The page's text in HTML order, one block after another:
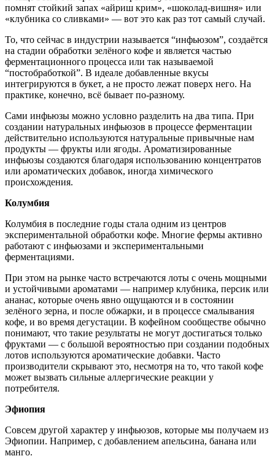
помнят стойкий запах «айриш крим», «шоколад-вишня» или
«клубника со сливками» — вот это как раз тот самый случай.
То, что сейчас в индустрии называется “инфьюзом”, создаётся
на стадии обработки зелёного кофе и является частью
ферментационного процесса или так называемой
“постобработкой”. В идеале добавленные вкусы
интегрируются в букет, а не просто лежат поверх него. На
практике, конечно, всё бывает по-разному.
Сами инфьюзы можно условно разделить на два типа. При
создании натуральных инфьюзов в процессе ферментации
действительно используются натуральные привычные нам
продукты — фрукты или ягоды. Ароматизированные
инфьюзы создаются благодаря использованию концентратов
или ароматических добавок, иногда химического
происхождения.
Колумбия
Колумбия в последние годы стала одним из центров
экспериментальной обработки кофе. Многие фермы активно
работают с инфьюзами и экспериментальными
ферментациями.
При этом на рынке часто встречаются лоты с очень мощными
и устойчивыми ароматами — например клубника, персик или
ананас, которые очень явно ощущаются и в состоянии
зелёного зерна, и после обжарки, и в процессе смалывания
кофе, и во время дегустации. В кофейном сообществе обычно
понимают, что такие результаты не могут достигаться только
фруктами — с большой вероятностью при создании подобных
лотов используются ароматические добавки. Часто
производители скрывают это, несмотря на то, что такой кофе
может вызвать сильные аллергические реакции у
потребителя.
Эфиопия
Совсем другой характер у инфьюзов, которые мы получаем из
Эфиопии. Например, с добавлением апельсина, банана или
манго.